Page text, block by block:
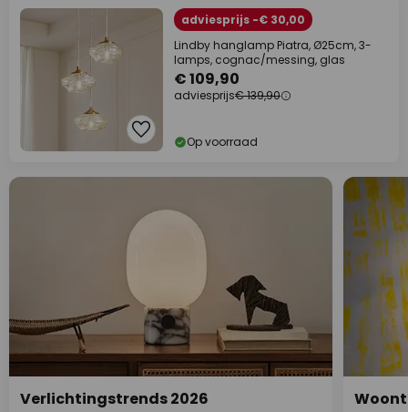
adviesprijs -€ 30,00
Lindby hanglamp Piatra, Ø25cm, 3-
lamps, cognac/messing, glas
€ 109,90
adviesprijs€ 139,90
Op voorraad
Verlichtingstrends 2026